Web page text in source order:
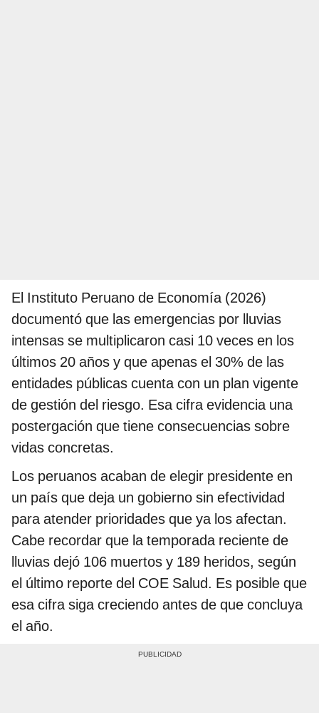
El Instituto Peruano de Economía (2026)
documentó que las emergencias por lluvias
intensas se multiplicaron casi 10 veces en los
últimos 20 años y que apenas el 30% de las
entidades públicas cuenta con un plan vigente
de gestión del riesgo. Esa cifra evidencia una
postergación que tiene consecuencias sobre
vidas concretas.
Los peruanos acaban de elegir presidente en
un país que deja un gobierno sin efectividad
para atender prioridades que ya los afectan.
Cabe recordar que la temporada reciente de
lluvias dejó 106 muertos y 189 heridos, según
el último reporte del COE Salud. Es posible que
esa cifra siga creciendo antes de que concluya
el año.